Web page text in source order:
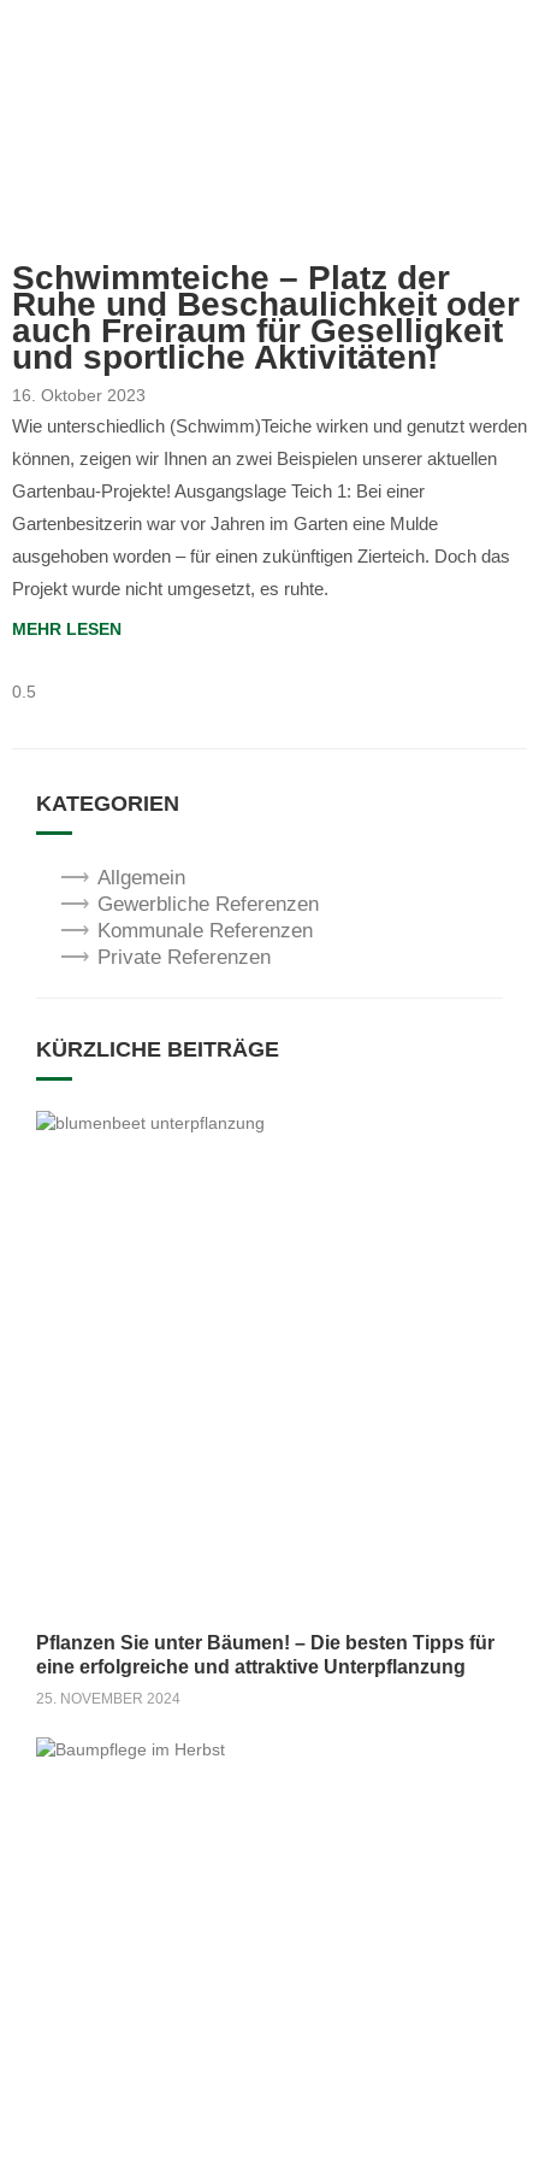
Schwimmteiche – Platz der
Ruhe und Beschaulichkeit oder
auch Freiraum für Geselligkeit
und sportliche Aktivitäten!
16. Oktober 2023
Wie unterschiedlich (Schwimm)Teiche wirken und genutzt werden
können, zeigen wir Ihnen an zwei Beispielen unserer aktuellen
Gartenbau-Projekte! Ausgangslage Teich 1: Bei einer
Gartenbesitzerin war vor Jahren im Garten eine Mulde
ausgehoben worden – für einen zukünftigen Zierteich. Doch das
Projekt wurde nicht umgesetzt, es ruhte.
MEHR LESEN
KATEGORIEN
Allgemein
Gewerbliche Referenzen
Kommunale Referenzen
Private Referenzen
KÜRZLICHE BEITRÄGE
Pflanzen Sie unter Bäumen! – Die besten Tipps für
eine erfolgreiche und attraktive Unterpflanzung
25. NOVEMBER 2024